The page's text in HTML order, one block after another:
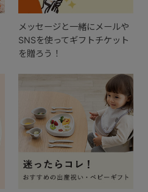
メッセージと一緒にメールや
SNSを使ってギフトチケット
を贈ろう！